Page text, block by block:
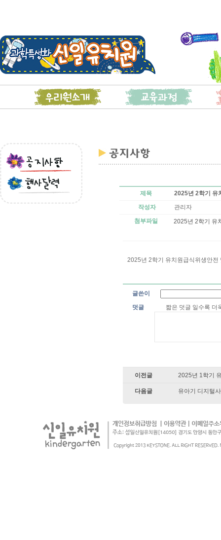
제목 2025년 2학기 유
작성자 관리자
첨부파일 2025년 2학기 유
2025년 2학기 유치원급식위생안전
글쓴이
덧글
짧은 덧글 일수록
이전글 2025년 1학기
다음글 유아기 디지털